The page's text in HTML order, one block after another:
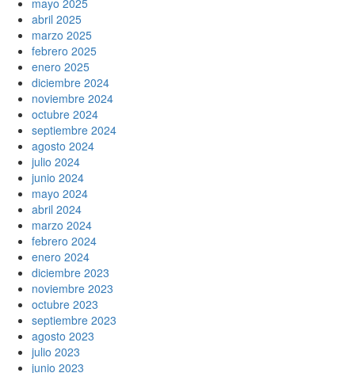
mayo 2025
abril 2025
marzo 2025
febrero 2025
enero 2025
diciembre 2024
noviembre 2024
octubre 2024
septiembre 2024
agosto 2024
julio 2024
junio 2024
mayo 2024
abril 2024
marzo 2024
febrero 2024
enero 2024
diciembre 2023
noviembre 2023
octubre 2023
septiembre 2023
agosto 2023
julio 2023
junio 2023